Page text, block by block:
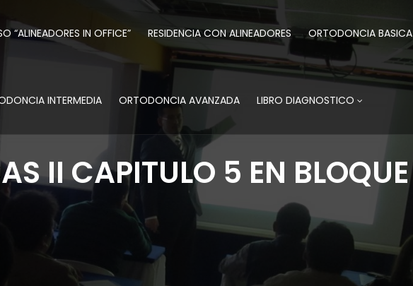
“ALINEADORES IN OFFICE” RESIDENCIA CON ALINEADORES ORTODONCIA BASICA
INTERMEDIA ORTODONCIA AVANZADA LIBRO DIAGNOSTICO
II CAPITULO 5 EN BLOQUE